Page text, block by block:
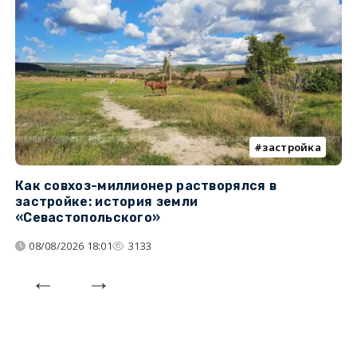
застройка
Как совхоз-миллионер растворялся в
застройке: история земли
«Севастопольского»
08/08/2026 18:01 3133